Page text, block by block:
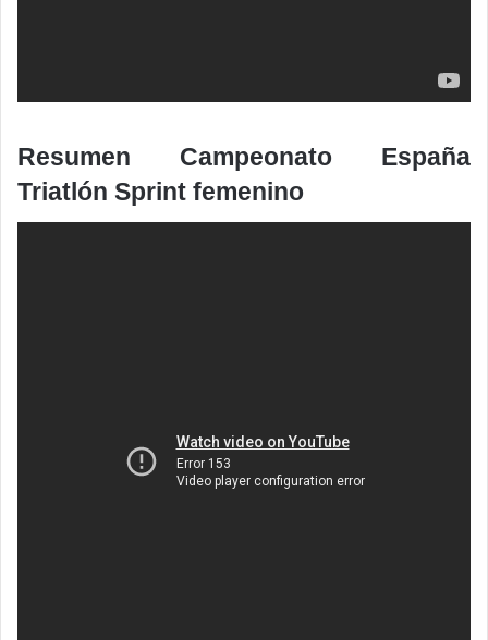
Resumen Campeonato España
Triatlón Sprint femenino